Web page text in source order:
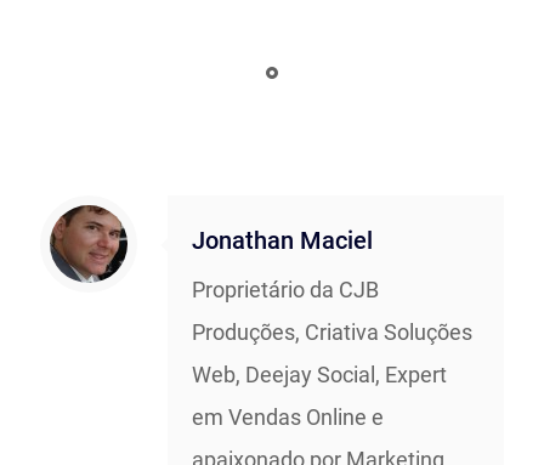
Jonathan Maciel
Proprietário da CJB
Produções, Criativa Soluções
Web, Deejay Social, Expert
em Vendas Online e
apaixonado por Marketing